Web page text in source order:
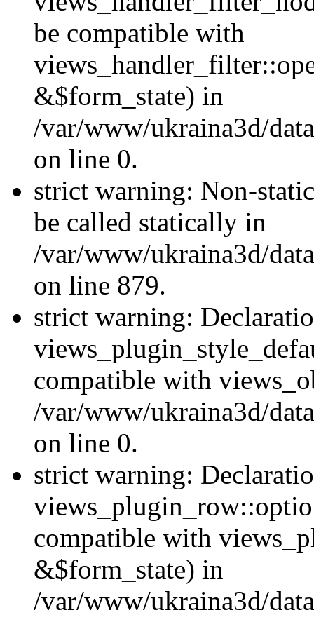
be compatible with
&$form_state) in
/var/www/ukraina3d/
on line 0.
strict warning: Non-
be called statically in
/var/www/ukraina3d/
on line 879.
strict warning:
compatible with
/var/www/ukraina3d/
on line 0.
strict warning:
compatible with
&$form_state) in
/var/www/ukraina3d/